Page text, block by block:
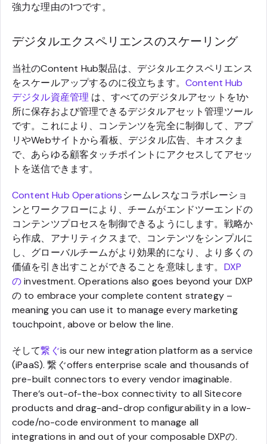
強力な理由の1つです。
デジタルエクスペリエンスのスケーリング
当社のContent Hub製品は、デジタルエクスペリエンス
をスケールアップするのに役立ちます。 Content Hub
デジタル資産管理 は、すべてのデジタルアセットを1か
所に保存および管理できるデジタルアセット管理ツール
です。これにより、コンテンツを完全に制御して、アプ
リやWebサイトから看板、デジタル広告、キオスクま
で、あらゆる顧客タッチポイントにアクセスしてアセッ
トを送信できます。
Content Hub Operationsシームレスなコラボレーショ
ンとワークフローにより、チームがエンドツーエンドの
コンテンツプロセスを制御できるようにします。戦略か
ら作成、アナリティクスまで、コンテンツをシンプルに
し、グローバルチームがより効果的になり、より多くの
価値を引き出すことができることを意味します。 DXP
のinvestment. Operations also goes beyond your DXP
の to embrace your complete content strategy –
meaning you can use it to manage every marketing
touchpoint, above or below the line.
そして繋ぐis our new integration platform as a service
(iPaaS). 繋ぐoffers enterprise scale and thousands of
pre-built connectors to every vendor imaginable.
There‘s out-of-the-box connectivity to all Sitecore
products and drag-and-drop configurability in a low-
code/no-code environment to manage all
integrations in and out of your composable DXPの.